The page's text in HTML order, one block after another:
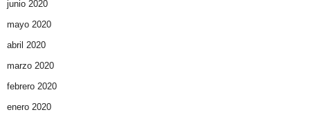
junio 2020
mayo 2020
abril 2020
marzo 2020
febrero 2020
enero 2020